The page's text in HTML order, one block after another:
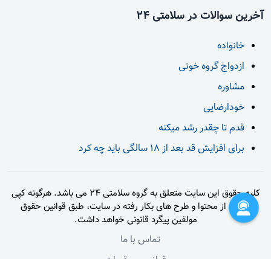
آخرین سوالات در سلامتی 24
خانواده
ازدواج گروه خونی
مشاوره
خودارضایی
قدم تا چقدر رشد میکنه
برای افزایش قد بعد از 18 سالگی باید چه کرد
کلیه حقوق این سایت متعلق به گروه سلامتی 24 می باشد. هرگونه کپی
برداری از محتوا و طرح های بکار رفته در سایت، طبق قوانین حقوق
مولفین پیگرد قانونی خواهد داشت.
تماس با ما